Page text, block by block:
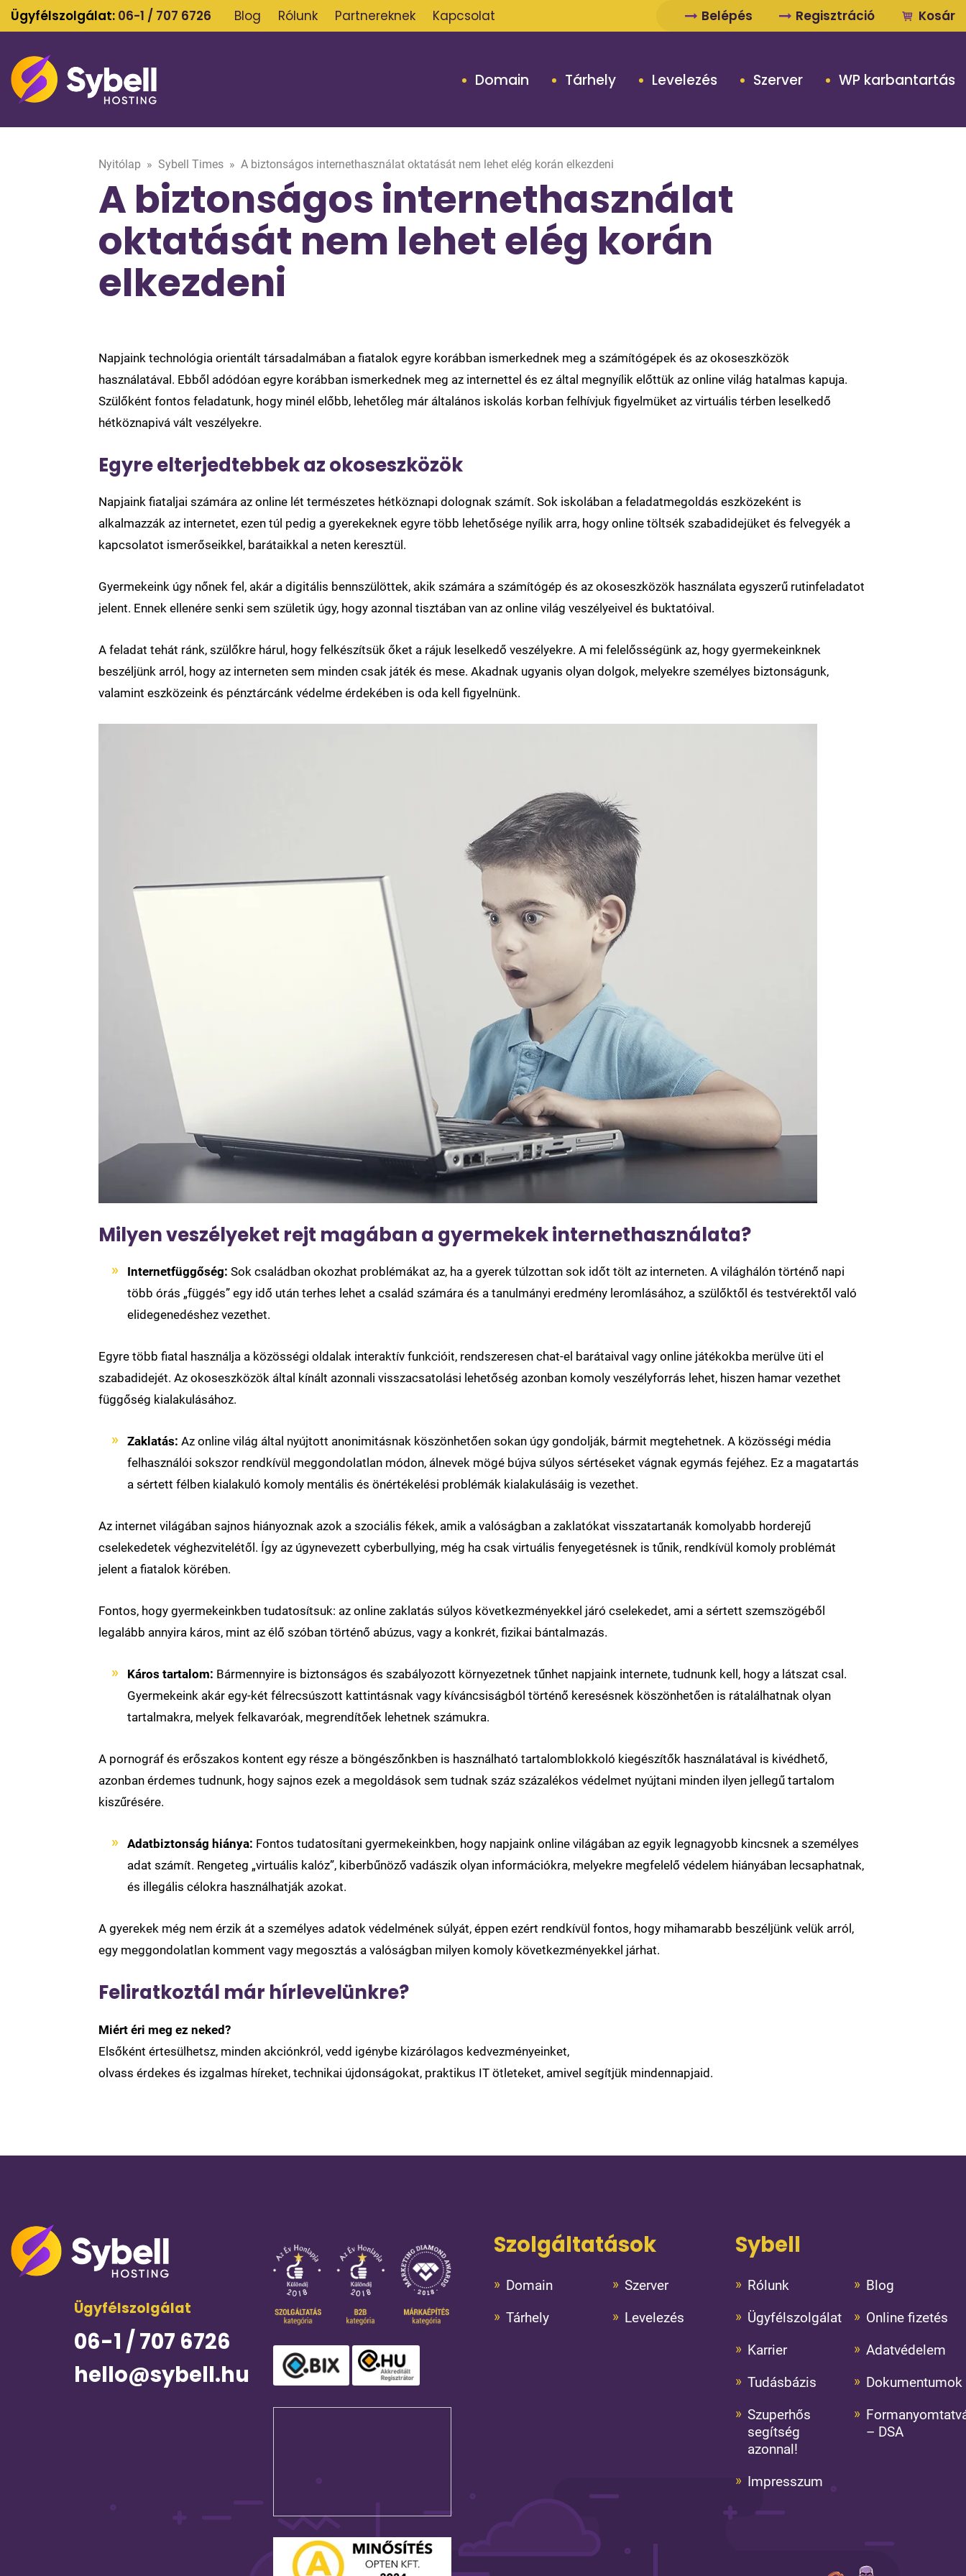
Ügyfélszolgálat: 06-1 / 707 6726 Blog Rólunk Partnereknek Kapcsolat Belépés Regisztráció Kosár
Domain Tárhely Levelezés Szerver WP karbantartás
Nyitólap » Sybell Times » A biztonságos internethasználat oktatását nem lehet elég korán elkezdeni
A biztonságos internethasználat
oktatását nem lehet elég korán
elkezdeni
Napjaink technológia orientált társadalmában a fiatalok egyre korábban ismerkednek meg a számítógépek és az okoseszközök
használatával. Ebből adódóan egyre korábban ismerkednek meg az internettel és ez által megnyílik előttük az online világ hatalmas kapuja.
Szülőként fontos feladatunk, hogy minél előbb, lehetőleg már általános iskolás korban felhívjuk figyelmüket az virtuális térben leselkedő
hétköznapivá vált veszélyekre.
Egyre elterjedtebbek az okoseszközök
Napjaink fiataljai számára az online lét természetes hétköznapi dolognak számít. Sok iskolában a feladatmegoldás eszközeként is
alkalmazzák az internetet, ezen túl pedig a gyerekeknek egyre több lehetősége nyílik arra, hogy online töltsék szabadidejüket és felvegyék a
kapcsolatot ismerőseikkel, barátaikkal a neten keresztül.
Gyermekeink úgy nőnek fel, akár a digitális bennszülöttek, akik számára a számítógép és az okoseszközök használata egyszerű rutinfeladatot
jelent. Ennek ellenére senki sem születik úgy, hogy azonnal tisztában van az online világ veszélyeivel és buktatóival.
A feladat tehát ránk, szülőkre hárul, hogy felkészítsük őket a rájuk leselkedő veszélyekre. A mi felelősségünk az, hogy gyermekeinknek
beszéljünk arról, hogy az interneten sem minden csak játék és mese. Akadnak ugyanis olyan dolgok, melyekre személyes biztonságunk,
valamint eszközeink és pénztárcánk védelme érdekében is oda kell figyelnünk.
Milyen veszélyeket rejt magában a gyermekek internethasználata?
Internetfüggőség: Sok családban okozhat problémákat az, ha a gyerek túlzottan sok időt tölt az interneten. A világhálón történő napi
több órás „függés” egy idő után terhes lehet a család számára és a tanulmányi eredmény leromlásához, a szülőktől és testvérektől való
elidegenedéshez vezethet.
Egyre több fiatal használja a közösségi oldalak interaktív funkcióit, rendszeresen chat-el barátaival vagy online játékokba merülve üti el
szabadidejét. Az okoseszközök által kínált azonnali visszacsatolási lehetőség azonban komoly veszélyforrás lehet, hiszen hamar vezethet
függőség kialakulásához.
Zaklatás: Az online világ által nyújtott anonimitásnak köszönhetően sokan úgy gondolják, bármit megtehetnek. A közösségi média
felhasználói sokszor rendkívül meggondolatlan módon, álnevek mögé bújva súlyos sértéseket vágnak egymás fejéhez. Ez a magatartás
a sértett félben kialakuló komoly mentális és önértékelési problémák kialakulásáig is vezethet.
Az internet világában sajnos hiányoznak azok a szociális fékek, amik a valóságban a zaklatókat visszatartanák komolyabb horderejű
cselekedetek véghezvitelétől. Így az úgynevezett cyberbullying, még ha csak virtuális fenyegetésnek is tűnik, rendkívül komoly problémát
jelent a fiatalok körében.
Fontos, hogy gyermekeinkben tudatosítsuk: az online zaklatás súlyos következményekkel járó cselekedet, ami a sértett szemszögéből
legalább annyira káros, mint az élő szóban történő abúzus, vagy a konkrét, fizikai bántalmazás.
Káros tartalom: Bármennyire is biztonságos és szabályozott környezetnek tűnhet napjaink internete, tudnunk kell, hogy a látszat csal.
Gyermekeink akár egy-két félrecsúszott kattintásnak vagy kíváncsiságból történő keresésnek köszönhetően is rátalálhatnak olyan
tartalmakra, melyek felkavaróak, megrendítőek lehetnek számukra.
A pornográf és erőszakos kontent egy része a böngészőnkben is használható tartalomblokkoló kiegészítők használatával is kivédhető,
azonban érdemes tudnunk, hogy sajnos ezek a megoldások sem tudnak száz százalékos védelmet nyújtani minden ilyen jellegű tartalom
kiszűrésére.
Adatbiztonság hiánya: Fontos tudatosítani gyermekeinkben, hogy napjaink online világában az egyik legnagyobb kincsnek a személyes
adat számít. Rengeteg „virtuális kalóz”, kiberbűnöző vadászik olyan információkra, melyekre megfelelő védelem hiányában lecsaphatnak,
és illegális célokra használhatják azokat.
A gyerekek még nem érzik át a személyes adatok védelmének súlyát, éppen ezért rendkívül fontos, hogy mihamarabb beszéljünk velük arról,
egy meggondolatlan komment vagy megosztás a valóságban milyen komoly következményekkel járhat.
Feliratkoztál már hírlevelünkre?
Miért éri meg ez neked?
Elsőként értesülhetsz, minden akciónkról, vedd igénybe kizárólagos kedvezményeinket,
olvass érdekes és izgalmas híreket, technikai újdonságokat, praktikus IT ötleteket, amivel segítjük mindennapjaid.
Ügyfélszolgálat
06-1 / 707 6726
hello@sybell.hu
Szolgáltatások
Domain
Szerver
Tárhely
Levelezés
Sybell
Rólunk
Blog
Ügyfélszolgálat
Online fizetés
Karrier
Adatvédelem
Tudásbázis
Dokumentumok
Szuperhős
segítség
azonnal!
– DSA
Impresszum